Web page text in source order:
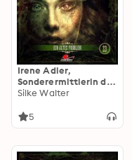
Irene Adler,
Sonderermittlerin der
Krone, Folge 33: Ein
(ungekürzt)
Silke Walter
5